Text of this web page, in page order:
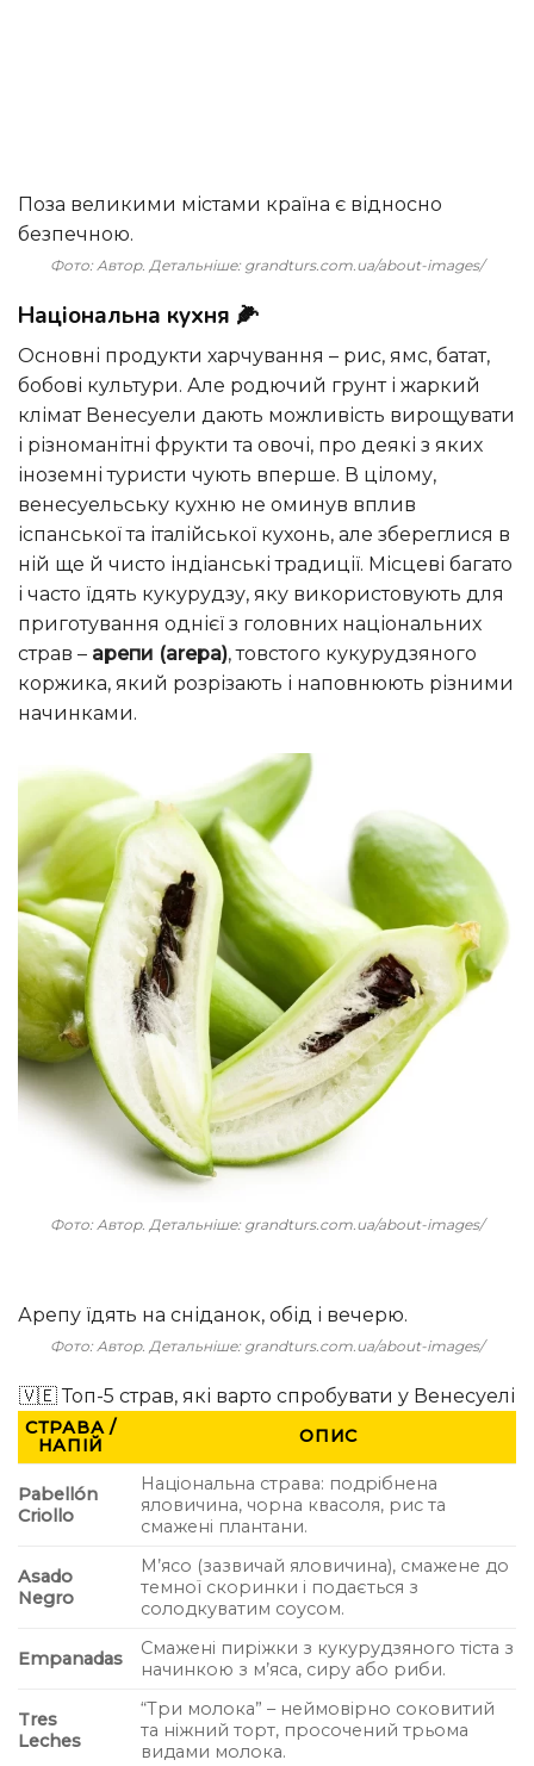
Поза великими містами країна є відносно
безпечною.
Фото: Автор. Детальніше: grandturs.com.ua/about-images/
Національна кухня 🌽
Основні продукти харчування – рис, ямс, батат,
бобові культури. Але родючий грунт і жаркий
клімат Венесуели дають можливість вирощувати
і різноманітні фрукти та овочі, про деякі з яких
іноземні туристи чують вперше. В цілому,
венесуельську кухню не оминув вплив
іспанської та італійської кухонь, але збереглися в
ній ще й чисто індіанські традиції. Місцеві багато
і часто їдять кукурудзу, яку використовують для
приготування однієї з головних національних
страв – арепи (arepa), товстого кукурудзяного
коржика, який розрізають і наповнюють різними
начинками.
Фото: Автор. Детальніше: grandturs.com.ua/about-images/
Арепу їдять на сніданок, обід і вечерю.
Фото: Автор. Детальніше: grandturs.com.ua/about-images/
🇻🇪 Топ-5 страв, які варто спробувати у Венесуелі
СТРАВА /
НАПІЙ
ОПИС
Pabellón
Criollo
Національна страва: подрібнена
яловичина, чорна квасоля, рис та
смажені плантани.
Asado
Negro
М’ясо (зазвичай яловичина), смажене до
темної скоринки і подається з
солодкуватим соусом.
Empanadas
Смажені пиріжки з кукурудзяного тіста з
начинкою з м’яса, сиру або риби.
Tres
Leches
“Три молока” – неймовірно соковитий
та ніжний торт, просочений трьома
видами молока.